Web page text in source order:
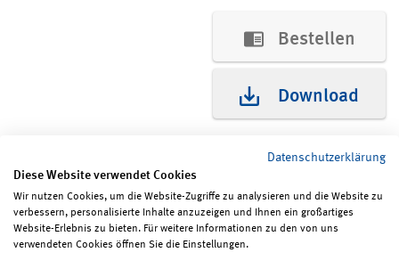
Bestellen
Download
Seite teilen Seite drucken
Datenschutzerklärung
Diese Website verwendet Cookies
Wir nutzen Cookies, um die Website-Zugriffe zu analysieren und die Website zu
verbessern, personalisierte Inhalte anzuzeigen und Ihnen ein großartiges
Website-Erlebnis zu bieten. Für weitere Informationen zu den von uns
verwendeten Cookies öffnen Sie die Einstellungen.